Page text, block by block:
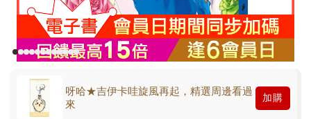
呀哈★吉伊卡哇旋風再起，精選周邊看過
來
加購